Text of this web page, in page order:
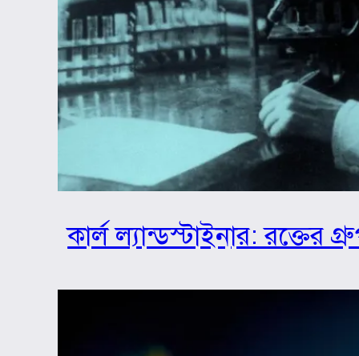
কার্ল ল্যান্ডস্টাইনার: রক্তের